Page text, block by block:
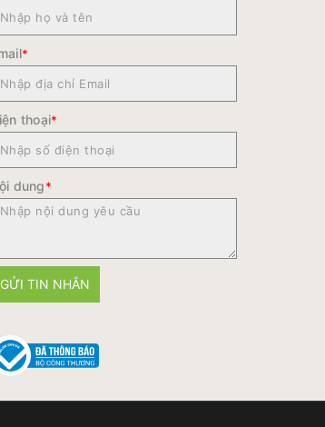
*
thoại*
dung*
GỬI TIN NHẮN